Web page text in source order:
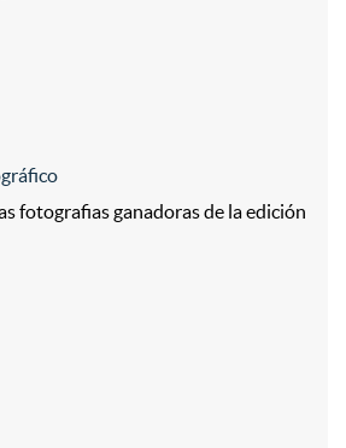
fotografias ganadoras de la edición